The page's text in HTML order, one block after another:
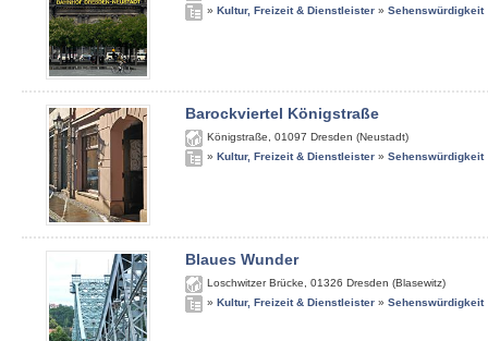
» Kultur, Freizeit & Dienstleister » Sehenswürdigkeit
Barockviertel Königstraße
Königstraße 01097 Dresden (Neustadt)
» Kultur, Freizeit & Dienstleister » Sehenswürdigkeit
Blaues Wunder
Loschwitzer Brücke 01326 Dresden (Blasewitz)
» Kultur, Freizeit & Dienstleister » Sehenswürdigkeit